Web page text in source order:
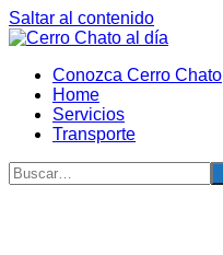
Saltar al contenido
Conozca Cerro Chato
Home
Servicios
Transporte